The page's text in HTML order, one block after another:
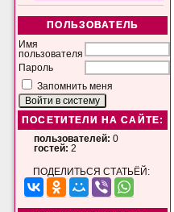
ПОЛЬЗОВАТЕЛЬ
Имя
пользователя
Пароль
Запомнить меня
ПОСЕТИТЕЛИ НА САЙТЕ:
пользователей: 0
гостей: 2
ПОДЕЛИТЬСЯ СТАТЬЁЙ: